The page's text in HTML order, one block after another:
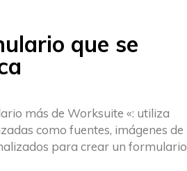
que se
más de Worksuite «: utiliza
como fuentes, imágenes de
para crear un formulario